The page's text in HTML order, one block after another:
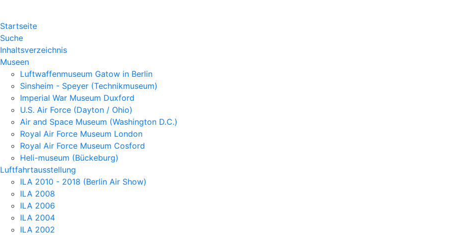
Startseite
Suche
Inhaltsverzeichnis
Museen
Luftwaffenmuseum Gatow in Berlin
Sinsheim - Speyer (Technikmuseum)
Imperial War Museum Duxford
U.S. Air Force (Dayton / Ohio)
Air and Space Museum (Washington D.C.)
Royal Air Force Museum London
Royal Air Force Museum Cosford
Heli-museum (Bückeburg)
Luftfahrtausstellung
ILA 2010 - 2018 (Berlin Air Show)
ILA 2008
ILA 2006
ILA 2004
ILA 2002